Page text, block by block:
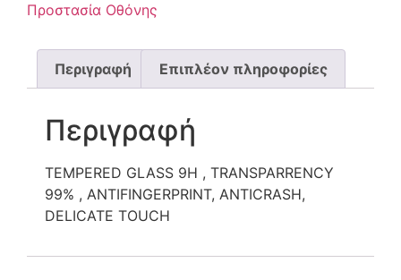
Προστασία Οθόνης
Περιγραφή Επιπλέον πληροφορίες
Περιγραφή
TEMPERED GLASS 9H , TRANSPARRENCY
99% , ANTIFINGERPRINT, ANTICRASH,
DELICATE TOUCH